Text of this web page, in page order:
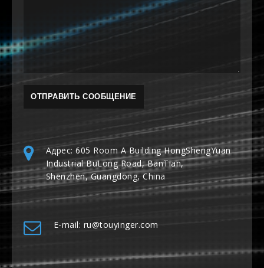
Адрес: 605 Room A Building HongShengYuan
Industrial BuLong Road, BanTian,
Shenzhen, Guangdong, China
E-mail: ru@touyinger.com